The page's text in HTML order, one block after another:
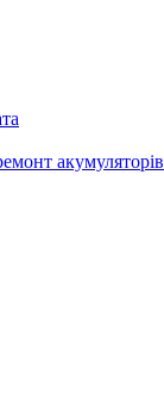
акумуляторів